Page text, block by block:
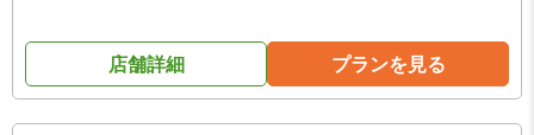
店舗詳細 プランを見る